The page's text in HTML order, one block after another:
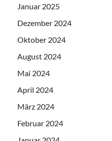
Januar 2025
Dezember 2024
Oktober 2024
August 2024
Mai 2024
April 2024
März 2024
Februar 2024